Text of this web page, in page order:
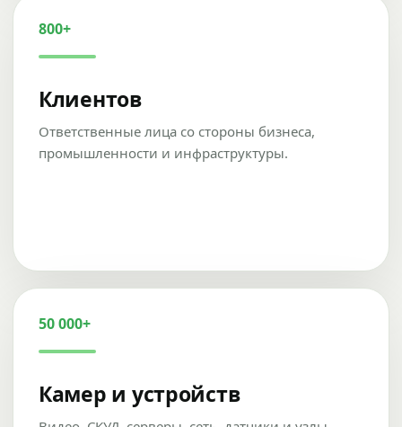
800+
Клиентов
Ответственные лица со стороны бизнеса,
промышленности и инфраструктуры.
50 000+
Камер и устройств